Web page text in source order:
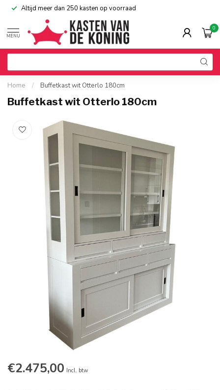
Altijd meer dan 250 kasten op voorraad
MENU
0
Home / Buffetkast wit Otterlo 180cm
Buffetkast wit Otterlo 180cm
€2.475,00 Incl. btw